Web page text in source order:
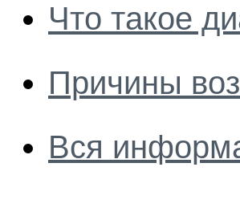
Что такое
Причины
Вся